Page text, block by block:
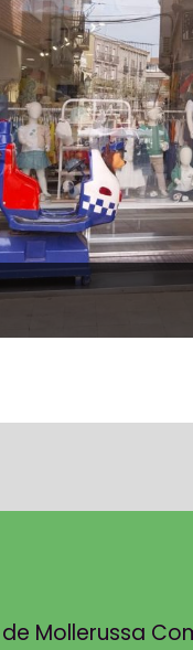
Mollerussa